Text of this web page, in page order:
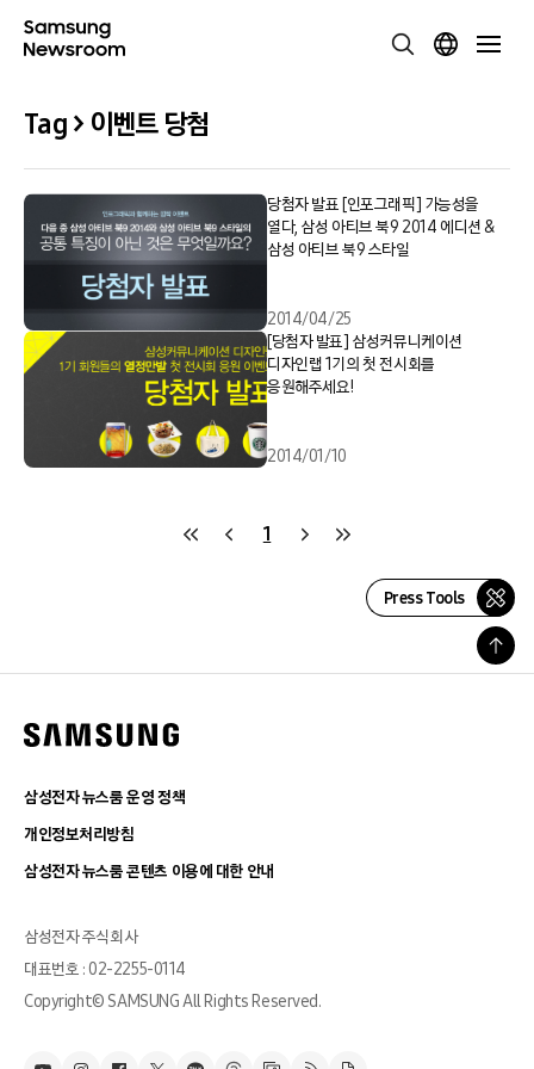
Tag > 이벤트 당첨
당첨자 발표 [인포그래픽] 가능성을
열다, 삼성 아티브 북9 2014 에디션 &
삼성 아티브 북9 스타일
2014/04/25
[당첨자 발표] 삼성커뮤니케이션
디자인랩 1기의 첫 전시회를
응원해주세요!
2014/01/10
1
Press Tools
삼성전자 뉴스룸 운영 정책
개인정보처리방침
삼성전자 뉴스룸 콘텐츠 이용에 대한 안내
삼성전자 주식회사
대표번호 : 02-2255-0114
Copyright© SAMSUNG All Rights Reserved.